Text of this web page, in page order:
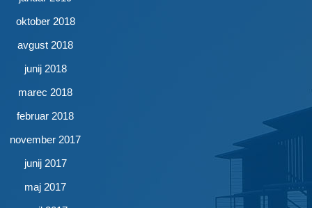
oktober 2018
avgust 2018
junij 2018
marec 2018
februar 2018
november 2017
junij 2017
maj 2017